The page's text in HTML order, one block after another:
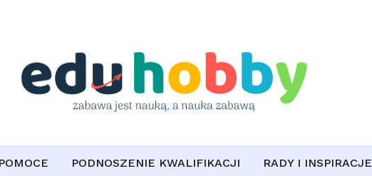
PODNOSZENIE KWALIFIKACJI RADY I INSPIRACJE